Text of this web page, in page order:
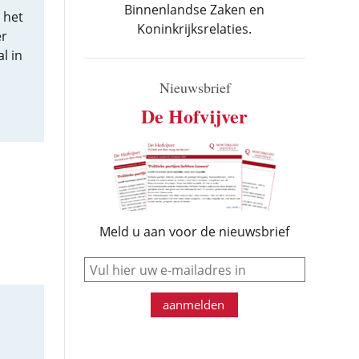
het
in
Binnenlandse Zaken en
Koninkrijksrelaties.
Nieuwsbrief
De Hofvijver
Meld u aan voor de nieuwsbrief
e-mail
aanmelden